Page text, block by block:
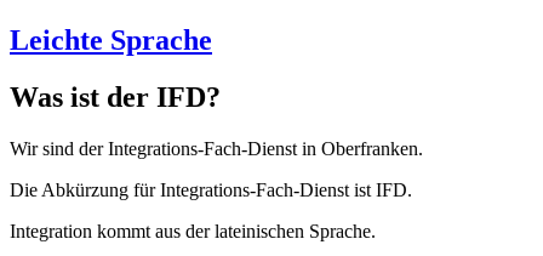
Leichte Sprache
Was ist der IFD?
Wir sind der Integrations-Fach-Dienst in Oberfranken.
Die Abkürzung für Integrations-Fach-Dienst ist IFD.
Integration kommt aus der lateinischen Sprache.